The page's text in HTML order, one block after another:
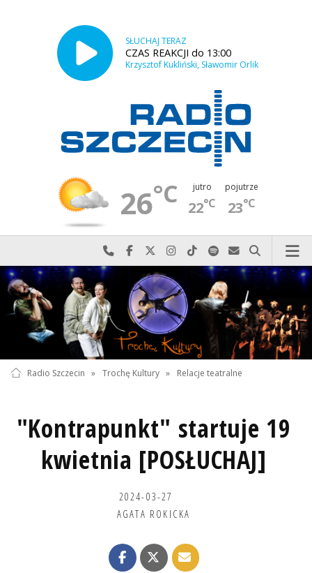
SŁUCHAJ TERAZ
CZAS REAKCJI do 13:00
Krzysztof Kukliński, Sławomir Orlik
26°C jutro
22°C
pojutrze
23°C
Najlepiej po prostu do nas zadzwoń
Odwiedź nas na Facebook-u
Odwiedź nas na X
Odwiedź nas na Instagram-ie
Odwiedź nas na TikTok-u
Szukaj nas na Spotify
Wyślij do nas
Szukaj
Radio Szczecin » Trochę Kultury » Relacje teatralne
"Kontrapunkt" startuje 19
kwietnia [POSŁUCHAJ]
2024-03-27
AGATA ROKICKA